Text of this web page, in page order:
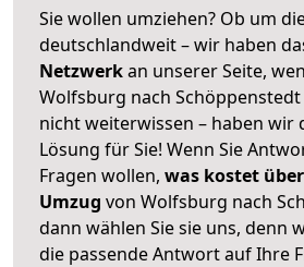
Sie wollen umziehen? Ob um
deutschlandweit – wir haben
Netzwerkan unserer Seite,
Wolfsburg nach Schöppenstedt
nicht weiterwissen – haben wir
Lösung für Sie! Wenn Sie
Fragen wollen, was kostet
Umzug von Wolfsburg nach
dann wählen Sie sie uns, denn
die passende Antwort auf Ihre